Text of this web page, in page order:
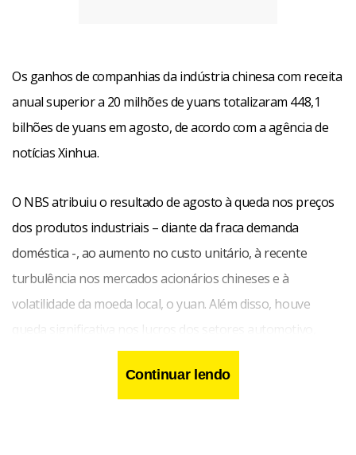
Os ganhos de companhias da indústria chinesa com receita
anual superior a 20 milhões de yuans totalizaram 448,1
bilhões de yuans em agosto, de acordo com a agência de
notícias Xinhua.
O NBS atribuiu o resultado de agosto à queda nos preços
dos produtos industriais – diante da fraca demanda
doméstica -, ao aumento no custo unitário, à recente
turbulência nos mercados acionários chineses e à
volatilidade da moeda local, o yuan. Além disso, houve
queda significativa nos lucros dos setores automotivo,
petrolífero e de químicos.
Continuar lendo